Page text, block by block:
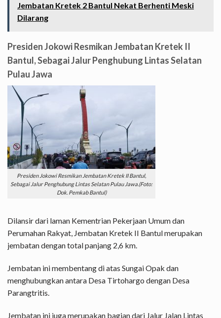
Jembatan Kretek 2 Bantul Nekat Berhenti Meski
Dilarang
Presiden Jokowi Resmikan Jembatan Kretek II
Bantul, Sebagai Jalur Penghubung Lintas Selatan
Pulau Jawa
Presiden Jokowi Resmikan Jembatan Kretek II Bantul,
Sebagai Jalur Penghubung Lintas Selatan Pulau Jawa.(Foto:
Dok. Pemkab Bantul)
Dilansir dari laman Kementrian Pekerjaan Umum dan
Perumahan Rakyat, Jembatan Kretek II Bantul merupakan
jembatan dengan total panjang 2,6 km.
Jembatan ini membentang di atas Sungai Opak dan
menghubungkan antara Desa Tirtohargo dengan Desa
Parangtritis.
Jembatan ini juga merupakan bagian dari Jalur Jalan Lintas